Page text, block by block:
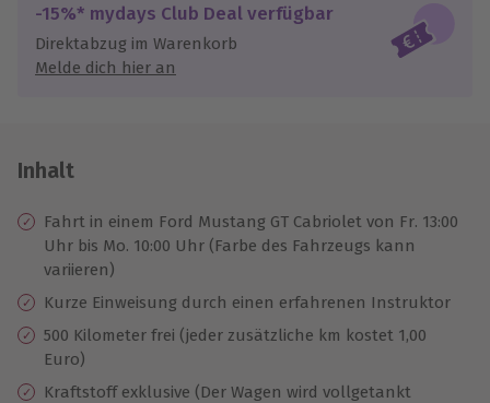
Jeder Gutschein für alle Erlebnisse einlösbar.
Maximale Sicherheit
10 Jahre gültig & verlängerbar.
-15%* mydays Club Deal verfügbar
Direktabzug im Warenkorb
Melde dich hier an
Inhalt
Fahrt in einem Ford Mustang GT Cabriolet von Fr. 13:00
Uhr bis Mo. 10:00 Uhr (Farbe des Fahrzeugs kann
variieren)
Kurze Einweisung durch einen erfahrenen Instruktor
500 Kilometer frei (jeder zusätzliche km kostet 1,00
Euro)
Kraftstoff exklusive (Der Wagen wird vollgetankt